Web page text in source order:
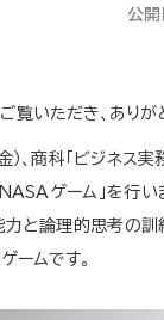
公
覧いただき、ありが
、商科「ビジネス
ゲーム」を行い
力と論理的思考の訓
ームです。